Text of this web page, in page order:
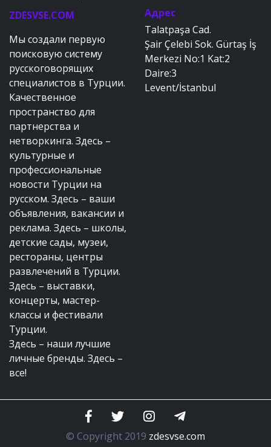
ZDESVSE.COM
Мы создали первую
поисковую систему
русскоговорящих
специалистов в Турции.
Качественное
пространство для
партнерства и
нетворкинга. Здесь –
культурные и
профессиональные
новости Турции на
русском. Здесь – ваши
объявления, вакансии и
реклама. Здесь – школы,
детские сады, музеи,
рестораны, центры
развлечений в Турции.
Здесь – выставки,
концерты, мастер-
классы и фестивали
Турции.
Здесь – наши лучшие
личные бренды. Здесь –
все!
Адрес
Talatpaşa Cad.
Şair Çelebi Sok. Gürtaş İş
Merkezi No:1 Kat:2
Daire:3
Levent/İstanbul
© Copyright 2019 zdesvse.com